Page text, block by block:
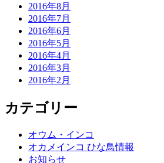
2016年8月
2016年7月
2016年6月
2016年5月
2016年4月
2016年3月
2016年2月
カテゴリー
オウム・インコ
オカメインコ ひな鳥情報
お知らせ